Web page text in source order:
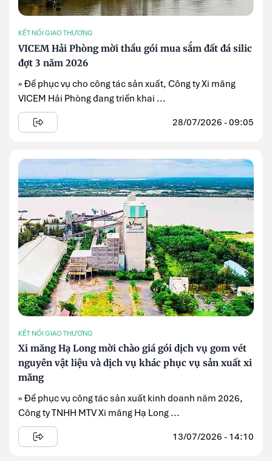
KẾT NỐI GIAO THƯƠNG
VICEM Hải Phòng mời thầu gói mua sắm đất đá silic
đợt 3 năm 2026
» Để phục vụ cho công tác sản xuất, Công ty Xi măng
VICEM Hải Phòng đang triển khai ...
28/07/2026 - 09:05
KẾT NỐI GIAO THƯƠNG
Xi măng Hạ Long mời chào giá gói dịch vụ gom vét
nguyên vật liệu và dịch vụ khác phục vụ sản xuất xi
măng
» Để phục vụ công tác sản xuất kinh doanh năm 2026,
Công ty TNHH MTV Xi măng Hạ Long ...
13/07/2026 - 14:10